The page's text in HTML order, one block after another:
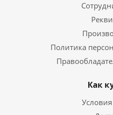
Политика
Как